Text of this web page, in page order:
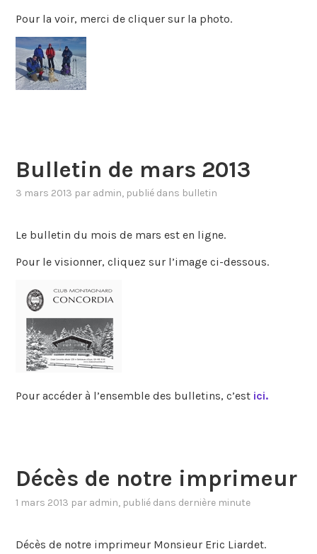
Pour la voir, merci de cliquer sur la photo.
Bulletin de mars 2013
3 mars 2013 par admin, publié dans bulletin
Le bulletin du mois de mars est en ligne.
Pour le visionner, cliquez sur l’image ci-dessous.
Pour accéder à l’ensemble des bulletins, c’est ici.
Décès de notre imprimeur
1 mars 2013 par admin, publié dans dernière minute
Décès de notre imprimeur Monsieur Eric Liardet.